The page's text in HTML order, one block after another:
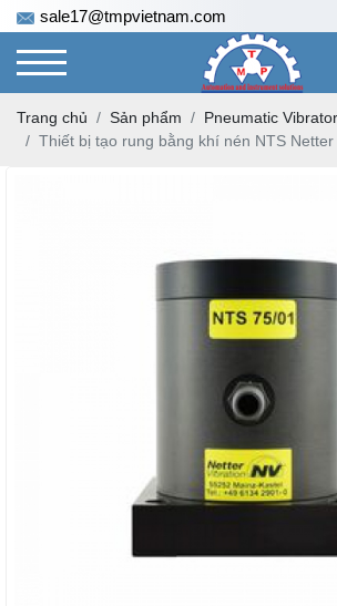
sale17@tmpvietnam.com
Trang chủ Sản phẩm
Pneumatic
Thiết bị tạo rung bằng khí nén NTS Netter